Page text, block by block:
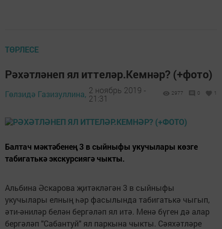
ТӨРЛЕСЕ
Рәхәтләнеп ял иттеләр.Кемнәр? (+фото)
Гөлзидә Газизуллина, 2 ноябрь 2019 -
21:31
2977 0 1
Балтач мәктәбенең 3 в сыйныфы укучылары көзге
табигатькә экскурсиягә чыкты.
Альбина Әскарова җитәкләгән 3 в сыйныфы
укучылары елның һәр фасылында табигатькә чыгып,
әти-әниләр белән бергәләп ял итә. Менә бүген дә алар
бергәләп "Сабантуй" ял паркына чыкты. Сәяхәтләре